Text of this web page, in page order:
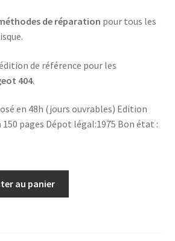
de réparation pour tous les
de référence pour les
404.
en 48h (jours ouvrables) Edition
150 pages Dépot légal:1975 Bon état :
au panier